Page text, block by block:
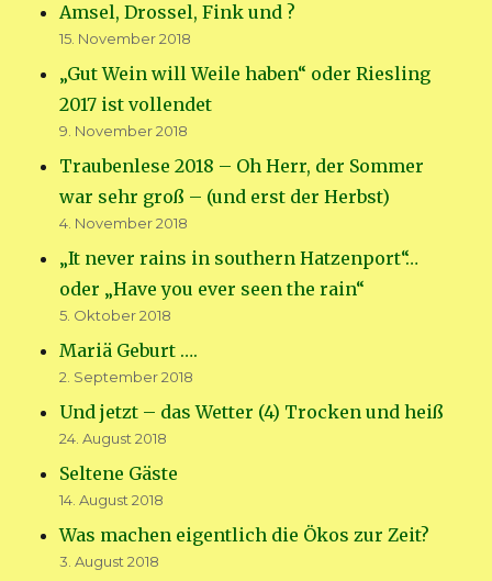
Amsel, Drossel, Fink und ?
15. November 2018
„Gut Wein will Weile haben“ oder Riesling
2017 ist vollendet
9. November 2018
Traubenlese 2018 – Oh Herr, der Sommer
war sehr groß – (und erst der Herbst)
4. November 2018
„It never rains in southern Hatzenport“…
oder „Have you ever seen the rain“
5. Oktober 2018
Mariä Geburt ….
2. September 2018
Und jetzt – das Wetter (4) Trocken und heiß
24. August 2018
Seltene Gäste
14. August 2018
Was machen eigentlich die Ökos zur Zeit?
3. August 2018